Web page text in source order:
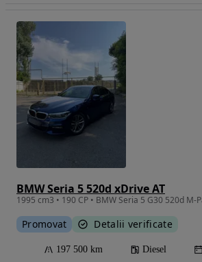
BMW Seria 5 520d xDrive AT
Promovat Detalii verificate
197 500 km Diesel